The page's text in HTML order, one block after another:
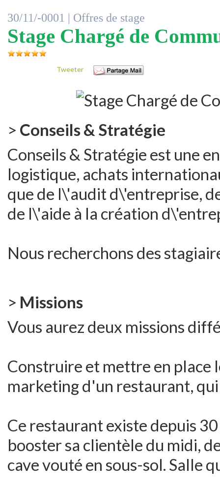
30/11/-0001 | Offres de stage
Stage Chargé de
Tweeter
> Conseils & Stratégie
Conseils & Stratégie est une
logistique, achats
que de l\'audit d\'entreprise,
de l\'aide à la création
Nous recherchons des
> Missions
Vous aurez deux missions
Construire et mettre en place
marketing d'un restaurant,
Ce restaurant existe depuis
booster sa clientèle du midi,
cave vouté en sous-sol. Salle